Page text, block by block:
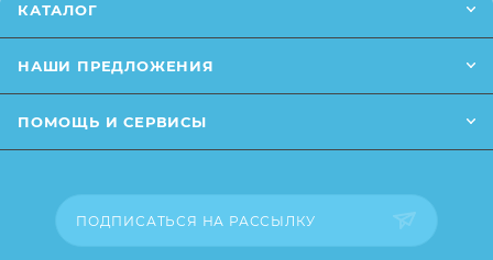
КАТАЛОГ
НАШИ ПРЕДЛОЖЕНИЯ
ПОМОЩЬ И СЕРВИСЫ
ПОДПИСАТЬСЯ НА РАССЫЛКУ